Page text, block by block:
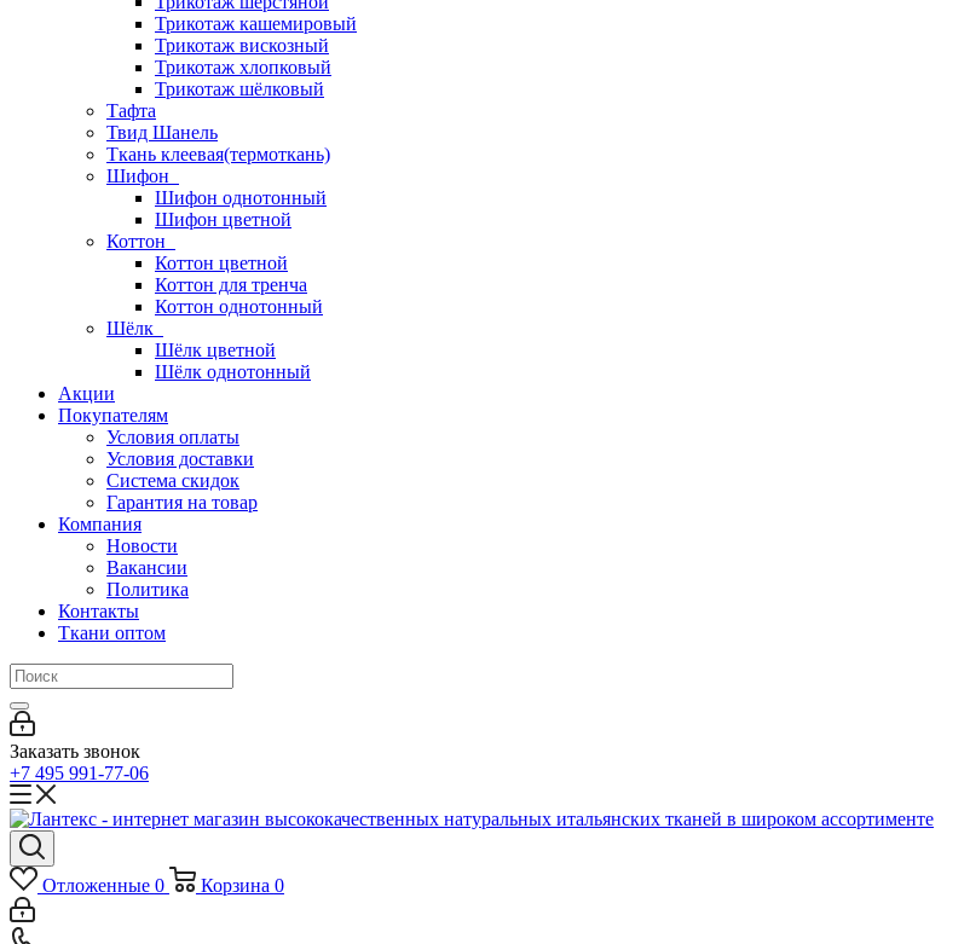
Трикотаж кашемировый
Трикотаж вискозный
Трикотаж хлопковый
Трикотаж шёлковый
Тафта
Твид Шанель
Ткань клеевая(термоткань)
Шифон
Шифон однотонный
Шифон цветной
Коттон
Коттон цветной
Коттон для тренча
Коттон однотонный
Шёлк
Шёлк цветной
Шёлк однотонный
Акции
Покупателям
Условия оплаты
Условия доставки
Система скидок
Гарантия на товар
Компания
Новости
Вакансии
Политика
Контакты
Ткани оптом
Заказать звонок
+7 495 991-77-06
Отложенные 0 Корзина 0